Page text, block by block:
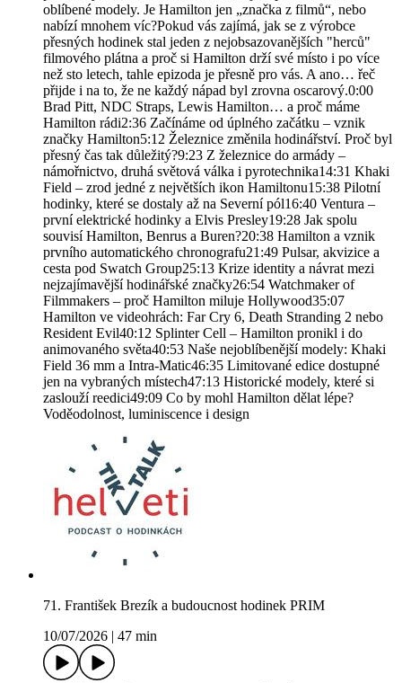
oblíbené modely. Je Hamilton jen „značka z filmů“, nebo
nabízí mnohem víc?Pokud vás zajímá, jak se z výrobce
přesných hodinek stal jeden z nejobsazovanějších "herců"
filmového plátna a proč si Hamilton drží své místo i po více
než sto letech, tahle epizoda je přesně pro vás. A ano… řeč
přijde i na to, že ne každý nápad byl zrovna oscarový.0:00
Brad Pitt, NDC Straps, Lewis Hamilton… a proč máme
Hamilton rádi2:36 Začínáme od úplného začátku – vznik
značky Hamilton5:12 Železnice změnila hodinářství. Proč byl
přesný čas tak důležitý?9:23 Z železnice do armády –
námořnictvo, druhá světová válka i pyrotechnika14:31 Khaki
Field – zrod jedné z největších ikon Hamiltonu15:38 Pilotní
hodinky, které se dostaly až na Severní pól16:40 Ventura –
první elektrické hodinky a Elvis Presley19:28 Jak spolu
souvisí Hamilton, Benrus a Buren?20:38 Hamilton a vznik
prvního automatického chronografu21:49 Pulsar, akvizice a
cesta pod Swatch Group25:13 Krize identity a návrat mezi
nejzajímavější hodinářské značky26:54 Watchmaker of
Filmmakers – proč Hamilton miluje Hollywood35:07
Hamilton ve videohrách: Far Cry 6, Death Stranding 2 nebo
Resident Evil40:12 Splinter Cell – Hamilton pronikl i do
animovaného světa40:53 Naše nejoblíbenější modely: Khaki
Field 36 mm a Intra-Matic46:35 Limitované edice dostupné
jen na vybraných místech47:13 Historické modely, které si
zaslouží reedici49:09 Co by mohl Hamilton dělat lépe?
Voděodolnost, luminiscence i design
71. František Brezík a budoucnost hodinek PRIM
10/07/2026
47 min